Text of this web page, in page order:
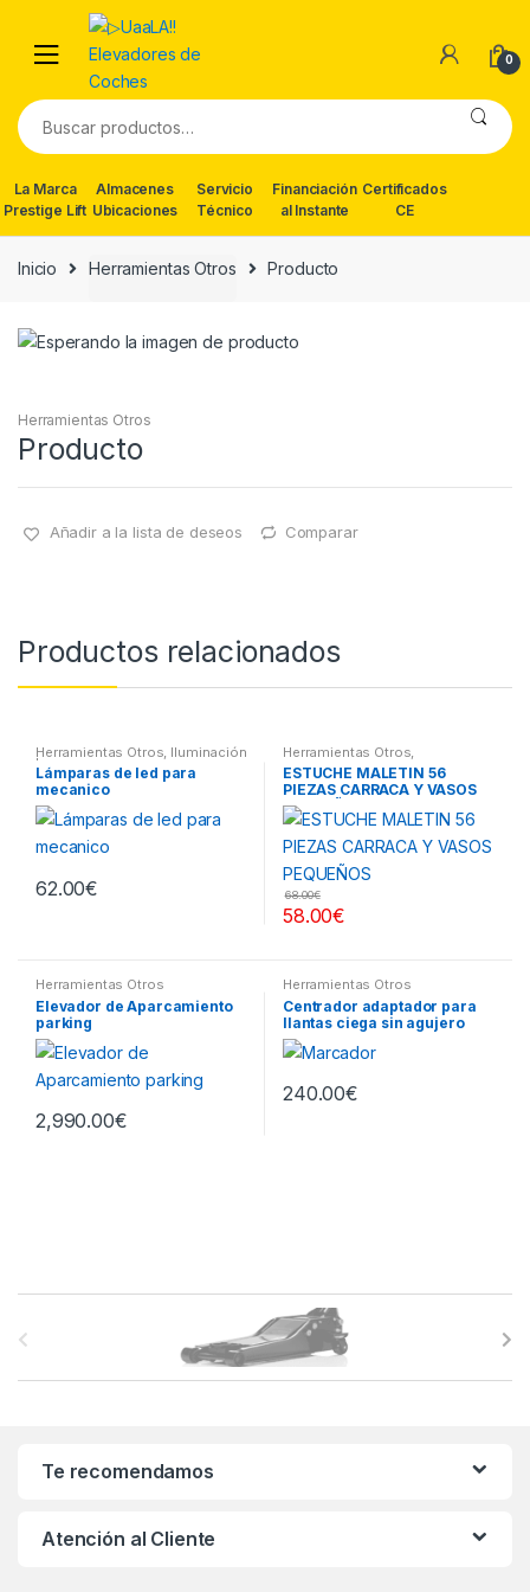
navigation
content
0
Buscar
por:
La Marca
Prestige Lift
Almacenes
Ubicaciones
Servicio
Técnico
Financiación
al Instante
Certificados
CE
Inicio Herramientas Otros Producto
Herramientas Otros
Producto
Añadir a la lista de deseos Comparar
Productos relacionados
Herramientas Otros Iluminación
| Linternas Led
Lámparas de led para
mecanico
62.00€
Herramientas Otros
Herramientas De Mano,
Herramientas De Mano,
Maletines Herramientas,
Extractores, Compresímetros,
otros
ESTUCHE MALETIN 56
PIEZAS CARRACA Y VASOS
PEQUEÑOS
58.00€
68.00€
Herramientas Otros
Elevador de Aparcamiento
parking
2,990.00€
Herramientas Otros
Centrador adaptador para
llantas ciega sin agujero
central
240.00€
Te recomendamos
Atención al Cliente